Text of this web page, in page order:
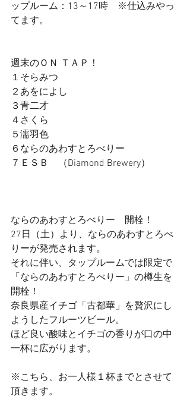
ップルーム：13～17時　※仕込みやっ
てます。
週末のＯＮ ＴＡＰ！
１そらみつ
２あをによし
３青二才
４さくら
５濡羽色
６ならのあわすとろべりー
７ＥＳＢ　（Diamond Brewery）
ならのあわすとろべりー　開栓！
27日（土）より、ならのあわすとろべ
りーが発売されます。
それに伴い、タップルームでは限定で
「ならのあわすとろべりー」の樽生を
開栓！
奈良県産イチゴ「古都華」を贅沢にし
ようしたフルーツビール。
ほど良い酸味とイチゴの香りが口の中
一杯に広がります。
※こちら、お一人様１杯までとさせて
頂きます。